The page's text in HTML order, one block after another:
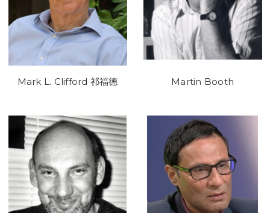
Mark L. Clifford 祁福德 Martin Booth